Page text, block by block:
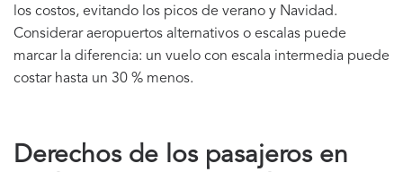
los costos, evitando los picos de verano y Navidad.
Considerar aeropuertos alternativos o escalas puede
marcar la diferencia: un vuelo con escala intermedia puede
costar hasta un 30 % menos.
Derechos de los pasajeros en